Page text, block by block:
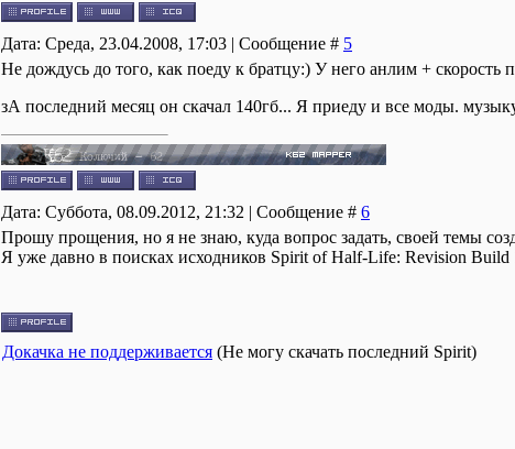
Дата: Среда, 23.04.2008, 17:03 | Сообщение # 5
Не дождусь до того, как поеду к братцу:) У него анлим +
зА последний месяц он скачал 140гб... Я приеду и все моды.
Дата: Суббота, 08.09.2012, 21:32 | Сообщение # 6
Прошу прощения, но я не знаю, куда вопрос задать, своей темы
Я уже давно в поисках исходников Spirit of Half-Life: Revision
Докачка не поддерживается (Не могу скачать последний Spirit)